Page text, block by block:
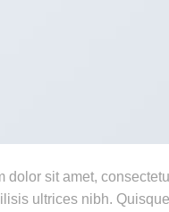
dolor sit amet,
ultrices nibh.